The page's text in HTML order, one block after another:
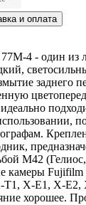
и оплата
4 - один из
заднего
М42
камеры
T1, X-E1, X-
хорошее.